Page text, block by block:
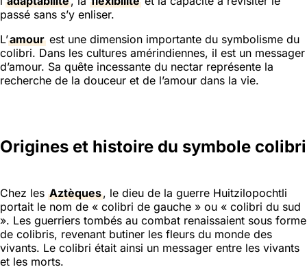
passé sans s’y enliser.
L’amour est une dimension importante du symbolisme du
colibri. Dans les cultures amérindiennes, il est un messager
d’amour. Sa quête incessante du nectar représente la
recherche de la douceur et de l’amour dans la vie.
Origines et histoire du symbole colibri
Chez les Aztèques, le dieu de la guerre Huitzilopochtli
portait le nom de « colibri de gauche » ou « colibri du sud
». Les guerriers tombés au combat renaissaient sous forme
de colibris, revenant butiner les fleurs du monde des
vivants. Le colibri était ainsi un messager entre les vivants
et les morts.